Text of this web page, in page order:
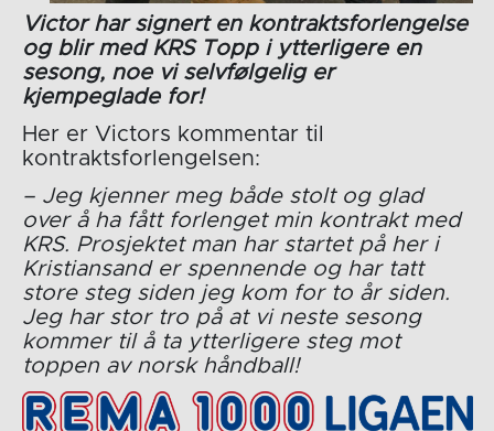
Victor har signert en kontraktsforlengelse
og blir med KRS Topp i ytterligere en
sesong, noe vi selvfølgelig er
kjempeglade for!
Her er Victors kommentar til
kontraktsforlengelsen:
– Jeg kjenner meg både stolt og glad
over å ha fått forlenget min kontrakt med
KRS. Prosjektet man har startet på her i
Kristiansand er spennende og har tatt
store steg siden jeg kom for to år siden.
Jeg har stor tro på at vi neste sesong
kommer til å ta ytterligere steg mot
toppen av norsk håndball!